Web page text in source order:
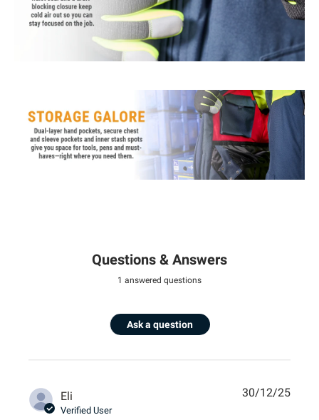
Questions & Answers
1 answered questions
Ask a question
Eli
Verified User
30/12/25